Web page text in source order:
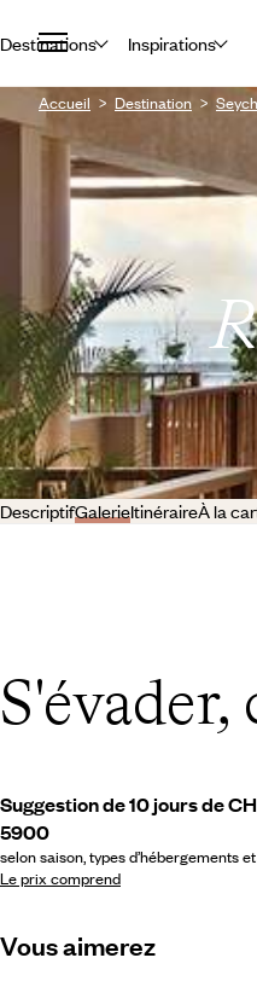
Destinations Inspirations
Accueil Destination
DescriptifGalerieItinéraireÀ la
Suggestion de 10 jours de
5900
selon saison, types d’hébergements
Le prix comprend
Vous aimerez